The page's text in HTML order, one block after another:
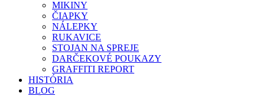
MIKINY
ČIAPKY
NÁLEPKY
RUKAVICE
STOJAN NA SPREJE
DARČEKOVÉ POUKAZY
GRAFFITI REPORT
HISTÓRIA
BLOG